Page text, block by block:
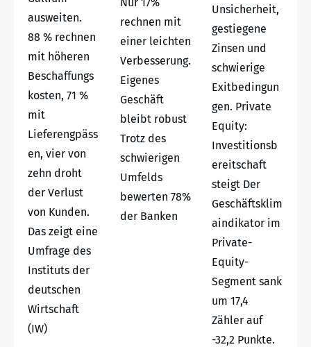
ausweiten.
88 % rechnen
mit höheren
Beschaffungs
kosten, 71 %
mit
Lieferengpäss
en, vier von
zehn droht
der Verlust
von Kunden.
Das zeigt eine
Umfrage des
Instituts der
deutschen
Wirtschaft
(IW)
rechnen mit
einer leichten
Verbesserung.
Eigenes
Geschäft
bleibt robust
Trotz des
schwierigen
Umfelds
bewerten 78%
der Banken
Unsicherheit,
gestiegene
Zinsen und
schwierige
Exitbedingun
gen. Private
Equity:
Investitionsb
ereitschaft
steigt Der
Geschäftsklim
aindikator im
Private-
Equity-
Segment sank
um 17,4
Zähler auf
-32,2 Punkte.